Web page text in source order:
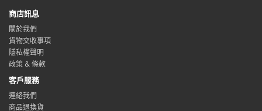
商店訊息
關於我們
貨物交收事項
隱私權聲明
政策 & 條款
客戶服務
連絡我們
商品退換貨